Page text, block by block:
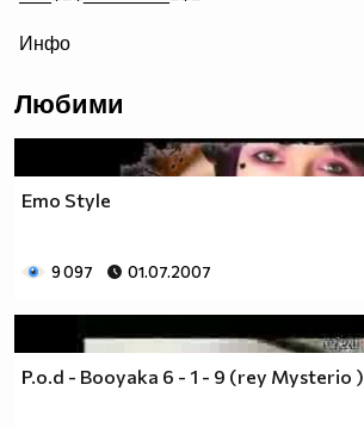
£$£$£$________$£$£$
Инфо
Любими
Emo Style
9 097 01.07.2007
P.o.d - Booyaka 6 - 1 - 9 (rey Mysterio )